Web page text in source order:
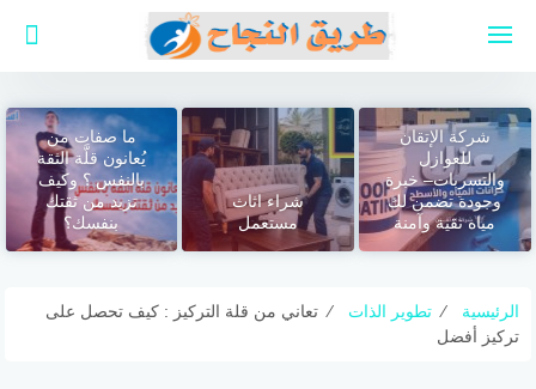
شركة الإتقان
للعوازل
والتسربات– خبرة
وجودة تضمن لك
مياه نقية وآمنة
شراء اثاث
مستعمل
ما صفات من
يُعانون قلَّة الثقة
بالنفس ؟ وكيف
تزيد من ثقتك
بنفسك؟
الرئيسية ⁄ تطوير الذات ⁄ تعاني من قلة التركيز : كيف تحصل على
تركيز أفضل